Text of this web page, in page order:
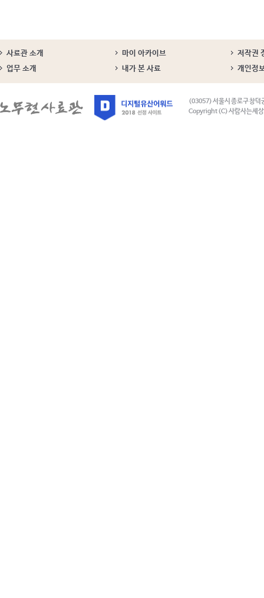
사료관 소개 마이 아카이브
저작권
업무 소개
내가 본 사료 개인정
(03057) 서울시 종로구 창덕
Copyright (C) 사람사는세